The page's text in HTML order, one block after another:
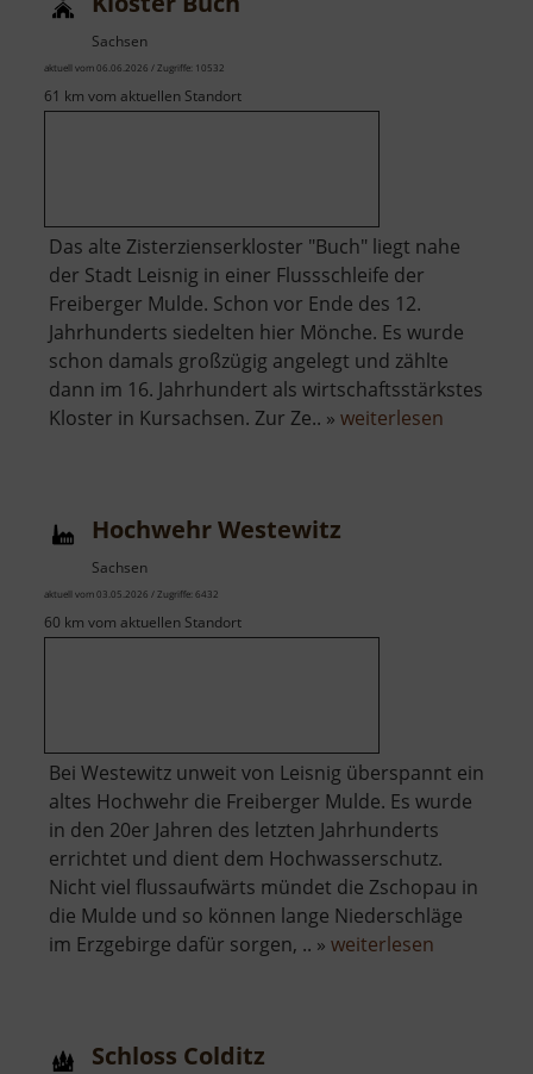
Sachsen
aktuell vom 06.06.2026 / Zugriffe: 10532
61 km vom aktuellen Standort
Das alte Zisterzienserkloster "Buch" liegt nahe
der Stadt Leisnig in einer Flussschleife der
Freiberger Mulde. Schon vor Ende des 12.
Jahrhunderts siedelten hier Mönche. Es wurde
schon damals großzügig angelegt und zählte
dann im 16. Jahrhundert als wirtschaftsstärkstes
Kloster in Kursachsen. Zur Ze.. » weiterlesen
Hochwehr Westewitz
Sachsen
aktuell vom 03.05.2026 / Zugriffe: 6432
60 km vom aktuellen Standort
Bei Westewitz unweit von Leisnig überspannt ein
altes Hochwehr die Freiberger Mulde. Es wurde
in den 20er Jahren des letzten Jahrhunderts
errichtet und dient dem Hochwasserschutz.
Nicht viel flussaufwärts mündet die Zschopau in
die Mulde und so können lange Niederschläge
im Erzgebirge dafür sorgen, .. » weiterlesen
Schloss Colditz